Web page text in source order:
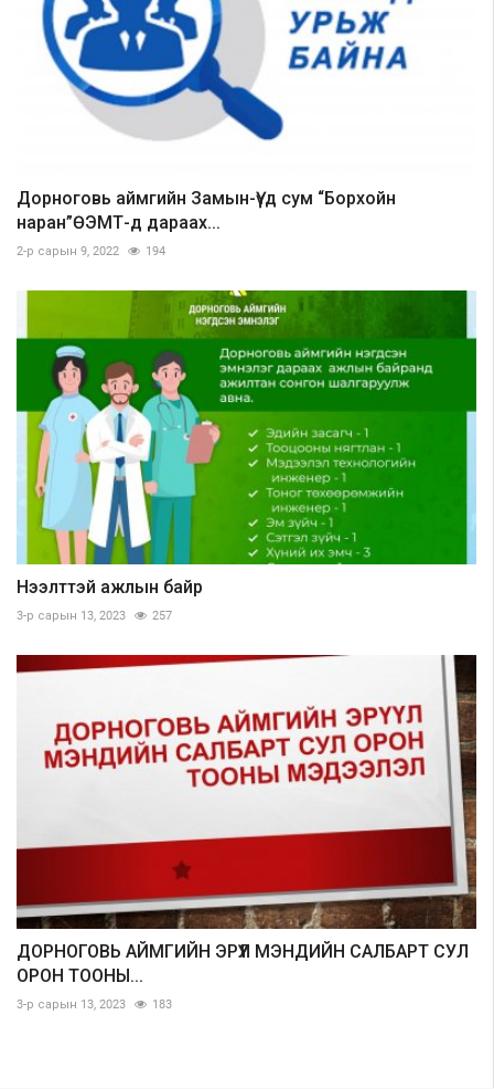
Дорноговь аймгийн Замын-Үүд сум “Борхойн
наран”ӨЭМТ-д дараах...
2-р сарын 9, 2022 194
Нээлттэй ажлын байр
3-р сарын 13, 2023 257
ДОРНОГОВЬ АЙМГИЙН ЭРҮҮЛ МЭНДИЙН САЛБАРТ СУЛ
ОРОН ТООНЫ...
3-р сарын 13, 2023 183